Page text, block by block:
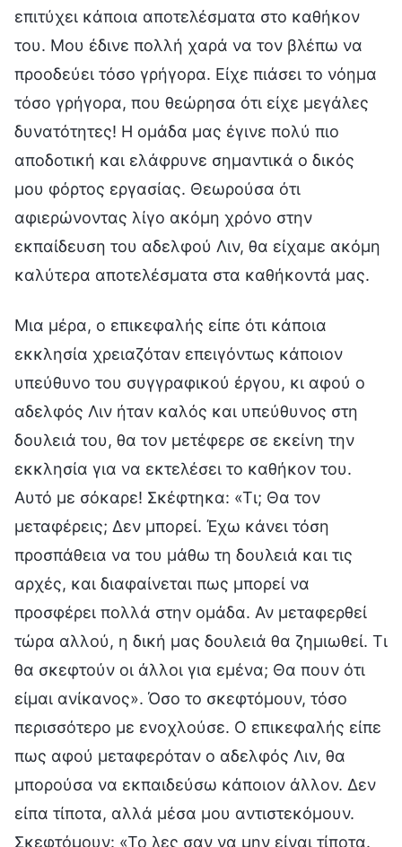
επιτύχει κάποια αποτελέσματα στο καθήκον
του. Μου έδινε πολλή χαρά να τον βλέπω να
προοδεύει τόσο γρήγορα. Είχε πιάσει το νόημα
τόσο γρήγορα, που θεώρησα ότι είχε μεγάλες
δυνατότητες! Η ομάδα μας έγινε πολύ πιο
αποδοτική και ελάφρυνε σημαντικά ο δικός
μου φόρτος εργασίας. Θεωρούσα ότι
αφιερώνοντας λίγο ακόμη χρόνο στην
εκπαίδευση του αδελφού Λιν, θα είχαμε ακόμη
καλύτερα αποτελέσματα στα καθήκοντά μας.
Μια μέρα, ο επικεφαλής είπε ότι κάποια
εκκλησία χρειαζόταν επειγόντως κάποιον
υπεύθυνο του συγγραφικού έργου, κι αφού ο
αδελφός Λιν ήταν καλός και υπεύθυνος στη
δουλειά του, θα τον μετέφερε σε εκείνη την
εκκλησία για να εκτελέσει το καθήκον του.
Αυτό με σόκαρε! Σκέφτηκα: «Τι; Θα τον
μεταφέρεις; Δεν μπορεί. Έχω κάνει τόση
προσπάθεια να του μάθω τη δουλειά και τις
αρχές, και διαφαίνεται πως μπορεί να
προσφέρει πολλά στην ομάδα. Αν μεταφερθεί
τώρα αλλού, η δική μας δουλειά θα ζημιωθεί. Τι
θα σκεφτούν οι άλλοι για εμένα; Θα πουν ότι
είμαι ανίκανος». Όσο το σκεφτόμουν, τόσο
περισσότερο με ενοχλούσε. Ο επικεφαλής είπε
πως αφού μεταφερόταν ο αδελφός Λιν, θα
μπορούσα να εκπαιδεύσω κάποιον άλλον. Δεν
είπα τίποτα, αλλά μέσα μου αντιστεκόμουν.
Σκεφτόμουν: «Το λες σαν να μην είναι τίποτα.